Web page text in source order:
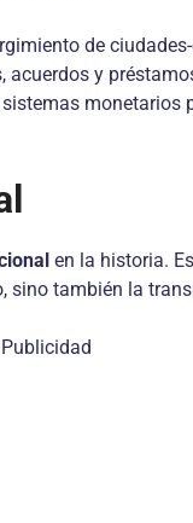
de
y
en la historia.
también la
Publicidad